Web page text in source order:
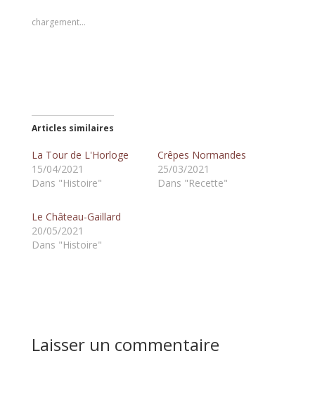
chargement…
Articles similaires
La Tour de L'Horloge
15/04/2021
Dans "Histoire"
Crêpes Normandes
25/03/2021
Dans "Recette"
Le Château-Gaillard
20/05/2021
Dans "Histoire"
Laisser un commentaire